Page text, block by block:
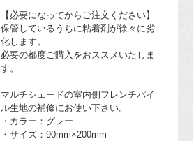
【必要になってからご注文ください】
保管しているうちに粘着剤が徐々に劣
化します。
必要の都度ご購入をおススメいたしま
す。
マルチシェードの室内側フレンチパイ
ル生地の補修にお使い下さい。
・カラー：グレー
・サイズ：90mm×200mm